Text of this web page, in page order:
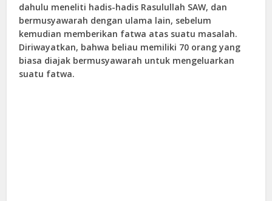
dahulu meneliti hadis-hadis Rasulullah SAW, dan
bermusyawarah dengan ulama lain, sebelum
kemudian memberikan fatwa atas suatu masalah.
Diriwayatkan, bahwa beliau memiliki 70 orang yang
biasa diajak bermusyawarah untuk mengeluarkan
suatu fatwa.